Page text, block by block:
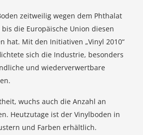
zeitweilig wegen dem Phthalat
die Europäische Union diesen
hat. Mit den Initiativen „Vinyl 2010“
sich die Industrie, besonders
und wiederverwertbare
wuchs auch die Anzahl an
Heutzutage ist der Vinylboden in
und Farben erhältlich.